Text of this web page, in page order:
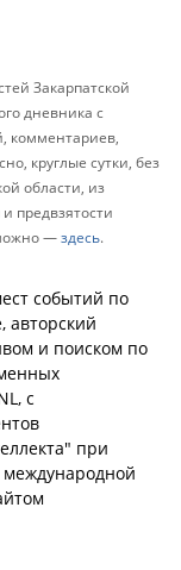
Закарпатской
дневника с
комментариев,
круглые сутки, без
области, из
предвзятости
—здесь.
событий по
авторский
и поиском по
с
при